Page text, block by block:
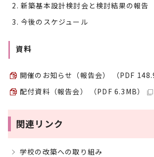
新築基本設計検討会と検討結果の報告
今後のスケジュール
資料
開催のお知らせ（報告会） （PDF
配付資料（報告会） （PDF 6.3MB）
関連リンク
学校の改築への取り組み